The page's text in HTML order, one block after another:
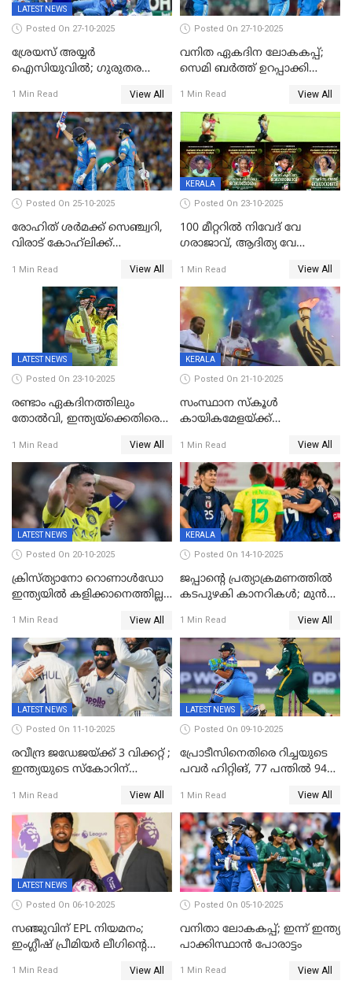
LATEST NEWS
Posted On 27-10-2025
ശ്രേയസ് അയ്യര്‍
ഐസിയുവില്‍; ഗുരുതര
1 Min Read View All
Posted On 27-10-2025
വനിത ഏകദിന ലോകകപ്പ്;
സെമി ബര്‍ത്ത് ഉറപ്പാക്കി
1 Min Read View All
Posted On 25-10-2025
രോഹിത് ശർമക്ക് സെഞ്ച്വറി,
വിരാട് കോഹ്‍ലിക്ക്
മുൻനായകരുടെ മികവിൽ
ഓസീസിനെതിരെ ഉജ്ജ്വല
1 Min Read View All
KERALA
Posted On 23-10-2025
100 മീറ്ററിൽ നിവേദ് വേ​
ഗരാജാവ്, ആദിത്യ വേ​
ബോയ്സിലും സബ്‌ജൂനിയർ
ഗേൾസിലും റെക്കോർഡോടെ
സ്വർണം, ദേവപ്രിയ 87ലെ
റെക്കോർഡ് തിരുത്തി
1 Min Read View All
LATEST NEWS
Posted On 23-10-2025
രണ്ടാം ഏകദിനത്തിലും
തോൽവി, ഇന്ത്യയ്‌ക്കെതിരെ
1 Min Read View All
KERALA
Posted On 21-10-2025
സംസ്ഥാന സ്കൂൾ
കായികമേളയ്ക്ക്
ഒളിംപിക്‌സിന്റെ ഉദ്‌ഘാടനം
നിർവഹിച്ച് ധനമന്ത്രി K N
ബാലഗോപാൽ;ദീപശിഖ
തെളിയിച്ച് I M വിജയൻ
1 Min Read View All
LATEST NEWS
Posted On 20-10-2025
ക്രിസ്ത്യാനോ റൊണാൾഡോ
ഇന്ത്യയിൽ കളിക്കാനെത്തില്ല;
ഉൾപ്പെടുത്തിയില്ല
1 Min Read View All
KERALA
Posted On 14-10-2025
ജപ്പാന്റെ പ്രത്യാക്രമണത്തിൽ
കടപുഴകി കാനറികൾ; മുൻ
ജപ്പാന്റെ ആദ്യ ജയം
1 Min Read View All
LATEST NEWS
Posted On 11-10-2025
രവീന്ദ്ര ജഡേജയ്ക്ക് 3 വിക്കറ്റ് ;
ഇന്ത്യയുടെ സ്കോറിന്
നാല് വിക്കറ്റ് നഷ്ടം
1 Min Read View All
LATEST NEWS
Posted On 09-10-2025
പ്രോടീസിനെതിരെ റിച്ചയുടെ
പവർ ഹിറ്റിങ്, 77 പന്തില്‍ 94
ലക്ഷ്യമൊരുക്കി ഇന്ത്യ; 28
വര്‍ഷം പഴക്കമുള്ള ലോക
റെക്കോര്‍ഡ് തകര്‍ത്ത് സ്മൃതി
1 Min Read View All
LATEST NEWS
Posted On 06-10-2025
സഞ്ജുവിന് EPL നിയമനം;
ഇംഗ്ലീഷ് പ്രീമിയര്‍ ലീഗിന്‍റെ
അംബാസഡര്‍
1 Min Read View All
Posted On 05-10-2025
വനിതാ ലോകകപ്പ്; ഇന്ന് ഇന്ത്യ
പാക്കിസ്ഥാന്‍ പോരാട്ടം
1 Min Read View All